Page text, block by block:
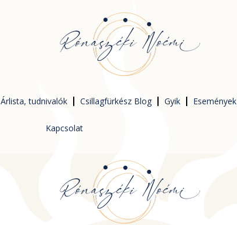
Árlista, tudnivalók Csillagfürkész Blog Gyik Események
Kapcsolat